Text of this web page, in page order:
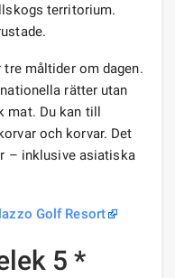
territorium.
måltider om dagen.
rätter utan
mat. Du kan till
och korvar. Det
– inklusive asiatiska
Golf Resort
5 *